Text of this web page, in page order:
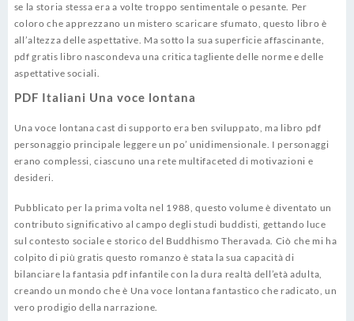
se la storia stessa era a volte troppo sentimentale o pesante. Per
coloro che apprezzano un mistero scaricare sfumato, questo libro è
all’altezza delle aspettative. Ma sotto la sua superficie affascinante,
pdf gratis libro nascondeva una critica tagliente delle norme e delle
aspettative sociali.
PDF Italiani Una voce lontana
Una voce lontana cast di supporto era ben sviluppato, ma libro pdf
personaggio principale leggere un po’ unidimensionale. I personaggi
erano complessi, ciascuno una rete multifaceted di motivazioni e
desideri.
Pubblicato per la prima volta nel 1988, questo volume è diventato un
contributo significativo al campo degli studi buddisti, gettando luce
sul contesto sociale e storico del Buddhismo Theravada. Ciò che mi ha
colpito di più gratis questo romanzo è stata la sua capacità di
bilanciare la fantasia pdf infantile con la dura realtà dell’età adulta,
creando un mondo che è Una voce lontana fantastico che radicato, un
vero prodigio della narrazione.